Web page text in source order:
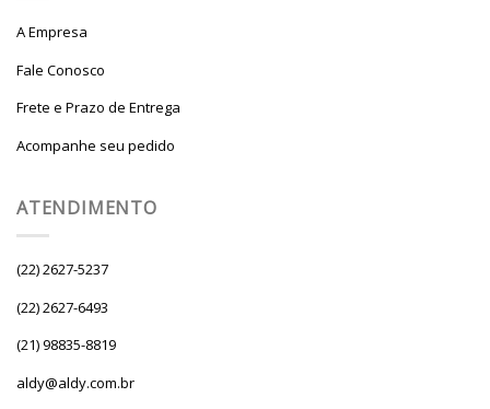
A Empresa
Fale Conosco
Frete e Prazo de Entrega
Acompanhe seu pedido
ATENDIMENTO
(22) 2627-5237
(22) 2627-6493
(21) 98835-8819
aldy@aldy.com.br